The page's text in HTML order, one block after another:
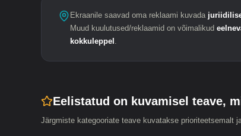
Ekraanile saavad oma reklaami kuvada
Muud kuulutused/reklaamid on võimalikud
kokkuleppel .
Eelistatud on kuvamisel teave,
Järgmiste kategooriate teave kuvatakse prioriteetsemalt